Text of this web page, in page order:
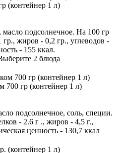
(контейнер 1 л)
подсолнечное. На 100 гр
жиров - 0,2 гр., углеводов -
- 155 ккал.
2 блюда
700 гр (контейнер 1 л)
подсолнечное, соль, специи.
- 2.6 г ., жиров - 4,5 г.,
ценность - 130,7 ккал